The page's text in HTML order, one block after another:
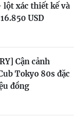
lột xác thiết kế và
USD
Cận cảnh
Tokyo 80s đặc
đồng